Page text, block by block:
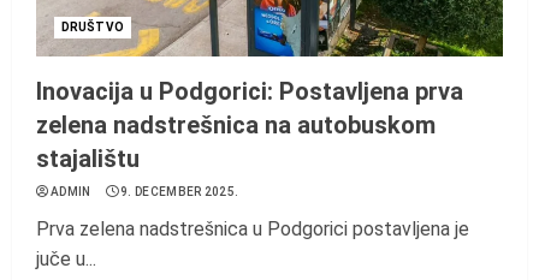
DRUŠTVO
Inovacija u Podgorici: Postavljena prva
zelena nadstrešnica na autobuskom
stajalištu
ADMIN 9. DECEMBER 2025.
Prva zelena nadstrešnica u Podgorici postavljena je
juče u...